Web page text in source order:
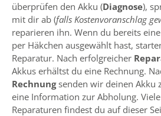
überprüfen den Akku (Diagnose),
mit dir ab (falls Kostenvoranschlag
reparieren ihn. Wenn du bereits
per Häkchen ausgewählt hast,
Reparatur. Nach erfolgreicher
Akkus erhältst du eine Rechnung.
Rechnungsenden wir deinen Akku
eine Information zur Abholung.
Reparaturen findest du auf dieser